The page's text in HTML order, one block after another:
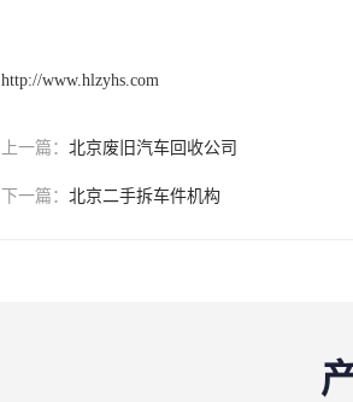
http://www.hlzyhs.com
上一篇： 北京废旧汽车回收公司
下一篇： 北京二手拆车件机构